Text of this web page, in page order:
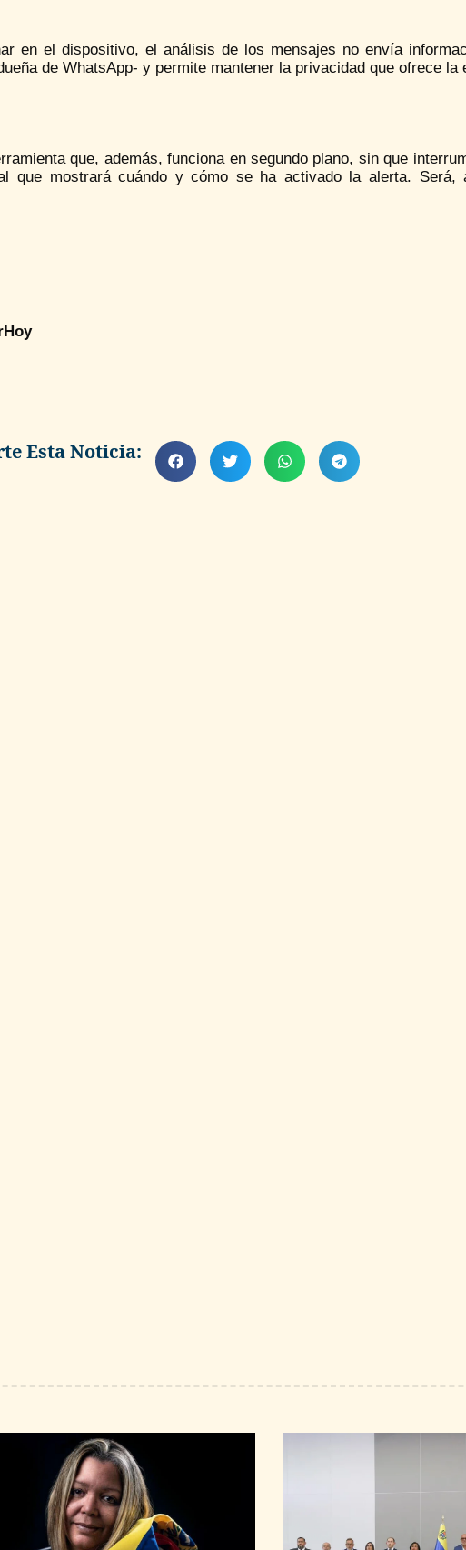
en el dispositivo, el análisis de los mensajes no envía
de WhatsApp- y permite mantener la privacidad que ofrece
que, además, funciona en segundo plano, sin que
que mostrará cuándo y cómo se ha activado la alerta. Será,
Esta Noticia: